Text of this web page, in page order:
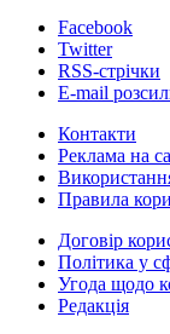
Facebook
Twitter
RSS-стрічки
E-mail
Контакти
Реклама на
Правила
Договір
Політика у
Угода щодо
Редакція